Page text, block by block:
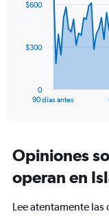
data
The
Range:
91
categories.
The
chart
90 días antes
0
$300
$600
Opiniones
operan en
Lee atentamente